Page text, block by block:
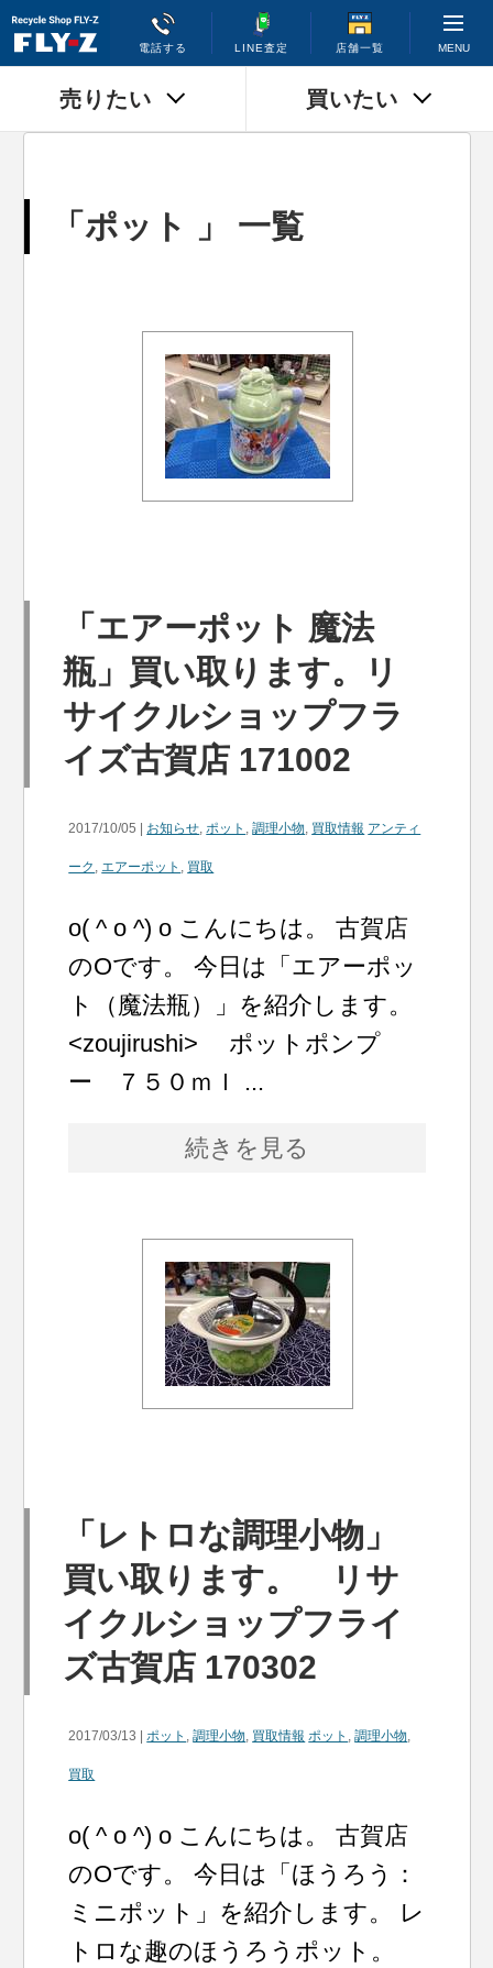
電話する LINE査定 店舗一覧 MENU
売りたい 買いたい
「ポット 」 一覧
「エアーポット 魔法
瓶」買い取ります。リ
サイクルショップフラ
イズ古賀店 171002
2017/10/05 | お知らせ,ポット ,調理小物, 買取情報 アンティ
ーク ,エアーポット , 買取
o( ^ o ^) o こんにちは。 古賀店
のOです。 今日は「エアーポッ
ト（魔法瓶）」を紹介します。
<zoujirushi> ポットポンプ
ー ７５０ｍｌ ...
続きを見る
「レトロな調理小物」
買い取ります。 リサ
イクルショップフライ
ズ古賀店 170302
2017/03/13 |ポット ,調理小物, 買取情報 ポット ,調理小物,
買取
o( ^ o ^) o こんにちは。 古賀店
のOです。 今日は「ほうろう：
ミニポット」を紹介します。 レ
トロな趣のほうろうポット。